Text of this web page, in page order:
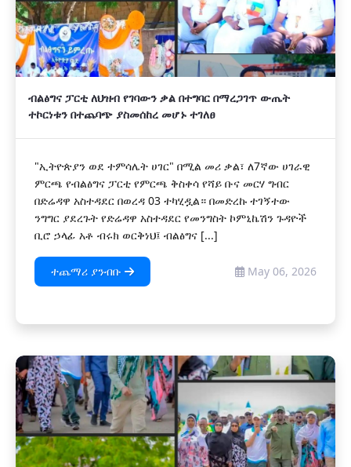
ብልፅግና ፓርቲ ለህዝብ የገባውን ቃል በተግባር በማረጋገጥ ውጤት
ተኮርነቱን በተጨባጭ ያስመሰከረ መሆኑ ተገለፀ
"ኢትዮጵያን ወደ ተምሳሌት ሀገር" በሚል መሪ ቃል፣ ለ7ኛው ሀገራዊ
ምርጫ የብልፅግና ፓርቲ የምርጫ ቅስቀሳ የሻይ ቡና መርሃ ግብር
በድሬዳዋ አስተዳደር በወረዳ 03 ተካሂዷል። በመድረኩ ተገኝተው
ንግግር ያደረጉት የድሬዳዋ አስተዳደር የመንግስት ኮምኒኬሽን ጉዳዮች
ቢሮ ኃላፊ አቶ ብሩክ ወርቅነህ፤ ብልፅግና [...]
ተጨማሪ ያንብቡ May 06, 2026